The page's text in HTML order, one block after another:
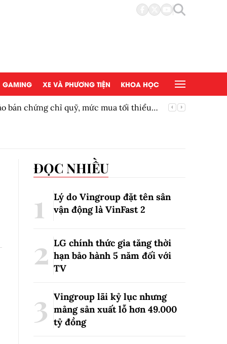
GAMING XE VÀ PHƯƠNG TIỆN KHOA HỌC
bán chứng chỉ quỹ, mức mua tối thiểu
ĐỌC NHIỀU
Lý do Vingroup đặt tên sân
vận động là VinFast2
LG chính thức gia tăng thời
hạn bảo hành 5 năm đối với
TV
Vingroup lãi kỷ lục nhưng
mảng sản xuất lỗ hơn 49.000
tỷ đồng